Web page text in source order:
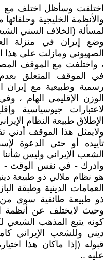
اختلفت وسأظل اختلف مع
والأنظمة الخليجية
لمسألة (الخلاف السني
وضع إيران في منزلة
الصهيوني ومازلت على هذا
، واختلفت مع الموقف
في الموقف المتعلق
رسمية وطبيعية مع إيران
الوزن الإقليمي الهام ،
لاعتبارات جيوسياسية
الإطلاق طبيعة النظام
ولايمثل هذا الموقف أدني
تأييده أو حتي الدعوة
الشعب الإيراني وليس
وادرك - في نفس الوقت -
هو نظام ملالي ذو طبيعة
العمامات الدينية وطبقة
ذو طبيعة طائفية سوى
وحيث لايختلف عن أنظمة
كونه يتبع المذهب الشيعي
ديني وللشعب الإيراني
قبوله (إذا ماكان هذا
عليه ..